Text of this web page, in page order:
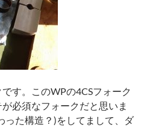
す。このWPの4CSフォーク
必須なフォークだと思いま
った構造？)をしてまして、ダ